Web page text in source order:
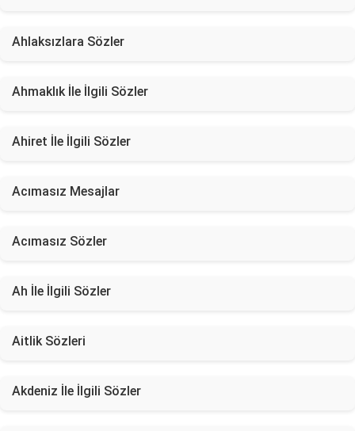
Ahlaksızlara Sözler
Ahmaklık İle İlgili Sözler
Ahiret İle İlgili Sözler
Acımasız Mesajlar
Acımasız Sözler
Ah İle İlgili Sözler
Aitlik Sözleri
Akdeniz İle İlgili Sözler